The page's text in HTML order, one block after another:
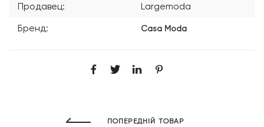
Продавец:
Largemoda
Бренд:
Casa Moda
ПОПЕРЕДНІЙ ТОВАР